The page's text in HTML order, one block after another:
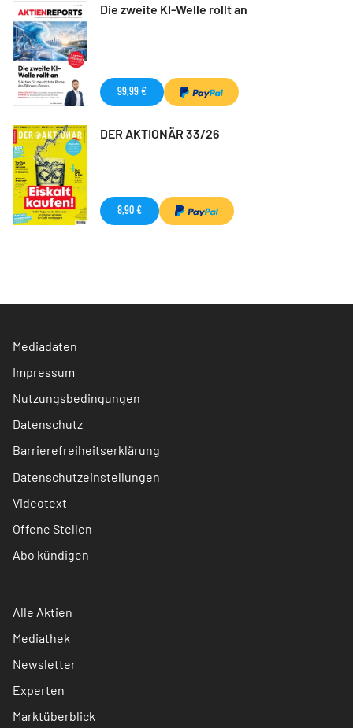
Die zweite KI-Welle rollt an
99,99 €
DER AKTIONÄR 33/26
8,90 €
Mediadaten
Impressum
Nutzungsbedingungen
Datenschutz
Barrierefreiheitserklärung
Datenschutzeinstellungen
Videotext
Offene Stellen
Abo kündigen
Alle Aktien
Mediathek
Newsletter
Experten
Marktüberblick